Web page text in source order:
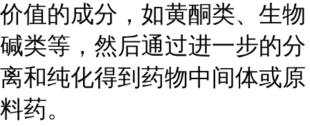
价值的成分，如黄酮类、生物
碱类等，然后通过进一步的分
离和纯化得到药物中间体或原
料药。